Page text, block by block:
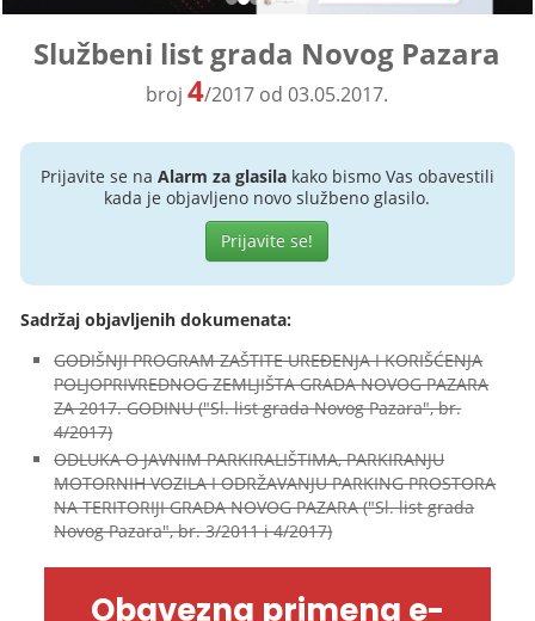
Službeni list grada Novog Pazara
broj4/2017 od 03.05.2017.
Prijavite se na Alarm za glasilakako bismo Vas obavestili
kada je objavljeno novo službeno glasilo.
Prijavite se!
Sadržaj objavljenih dokumenata:
GODIŠNJI PROGRAM ZAŠTITE UREĐENJA I KORIŠĆENJA
POLJOPRIVREDNOG ZEMLJIŠTA GRADA NOVOG PAZARA
ZA 2017. GODINU ("Sl. list grada Novog Pazara", br.
4/2017)
ODLUKA O JAVNIM PARKIRALIŠTIMA, PARKIRANJU
MOTORNIH VOZILA I ODRŽAVANJU PARKING PROSTORA
NA TERITORIJI GRADA NOVOG PAZARA ("Sl. list grada
Novog Pazara", br. 3/2011 i 4/2017)
Obavezna primena e-